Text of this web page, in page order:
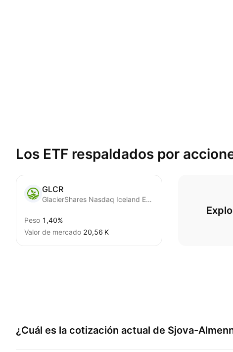
Los ETF respaldados por
GLCR
GlacierShares Nasdaq Iceland ETF
Peso 1,40%
Valor de mercado ‪20,56 K‬
¿Cuál es la cotización actual de Sjova-